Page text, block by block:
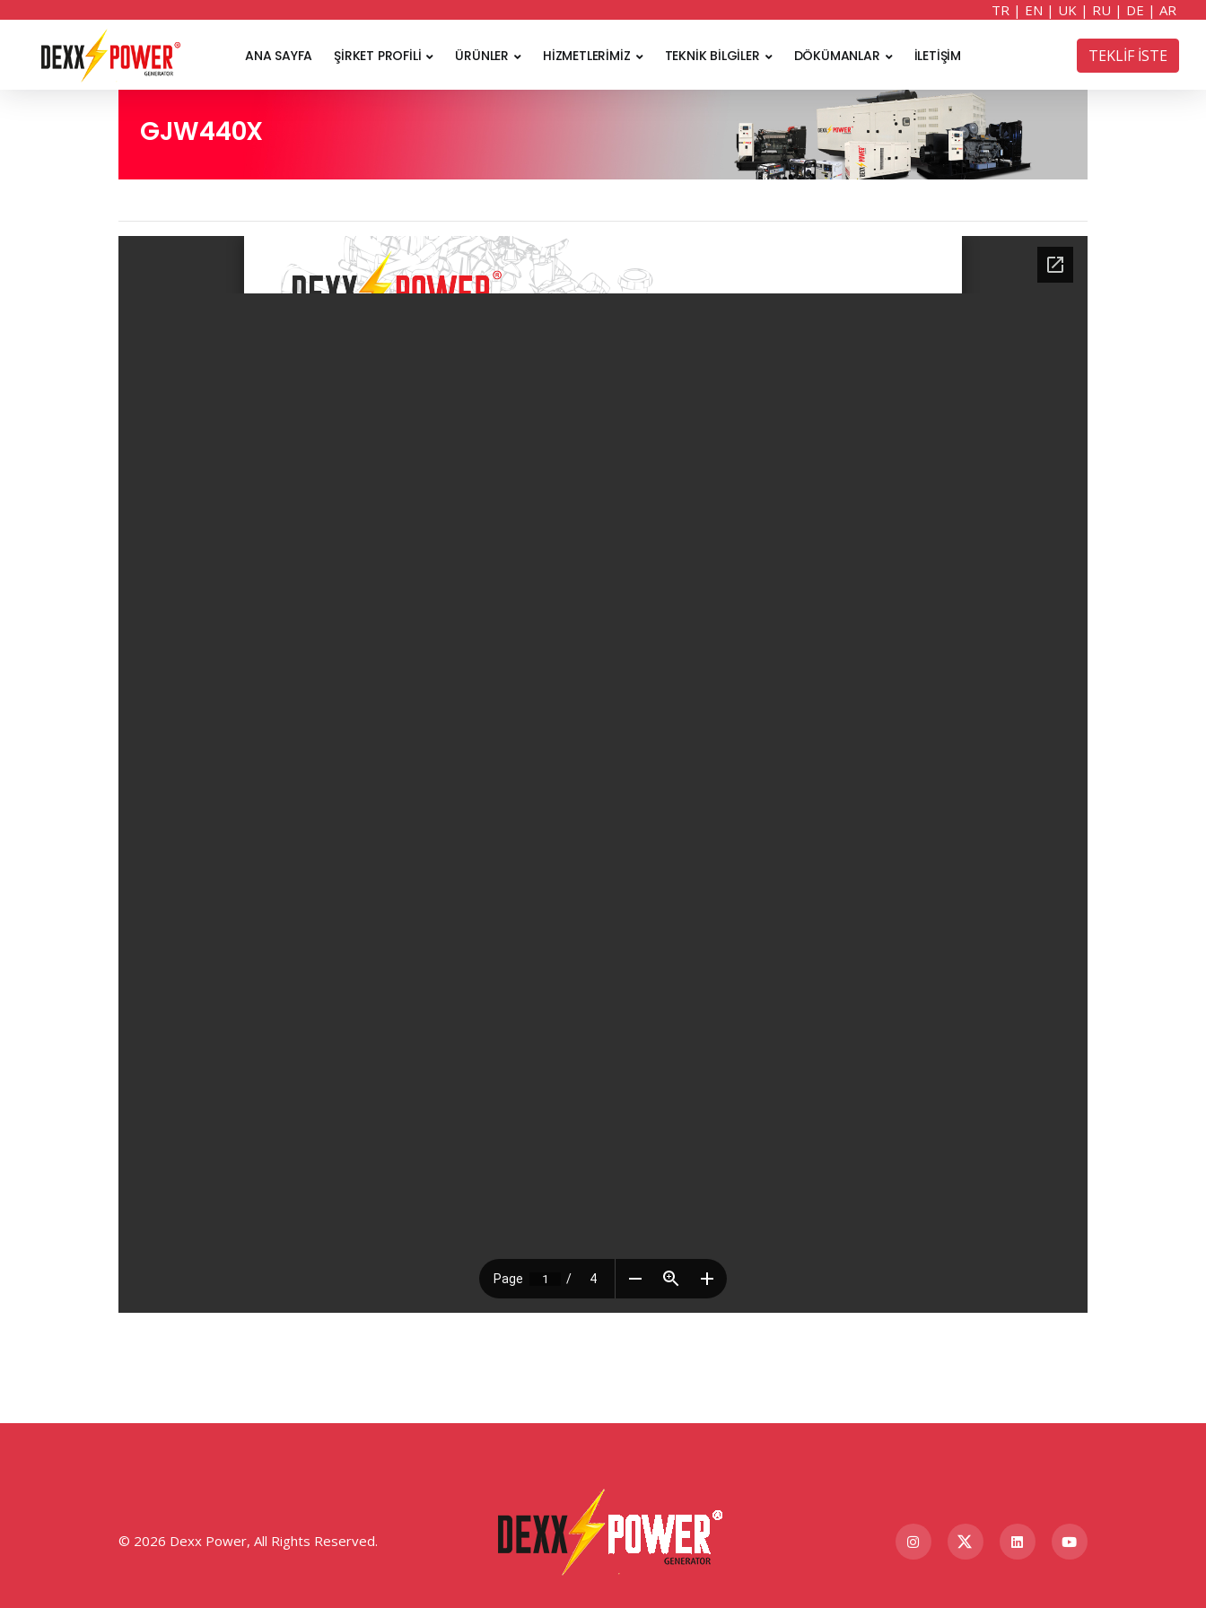
TR | EN | UK | RU | DE | AR
ANA SAYFA ŞİRKET PROFİLİ ÜRÜNLER HİZMETLERİMİZ TEKNİK BİLGİLER DÖKÜMANLAR İLETİŞİM TEKLİF İSTE
GJW440X
© 2026 Dexx Power, All Rights Reserved.